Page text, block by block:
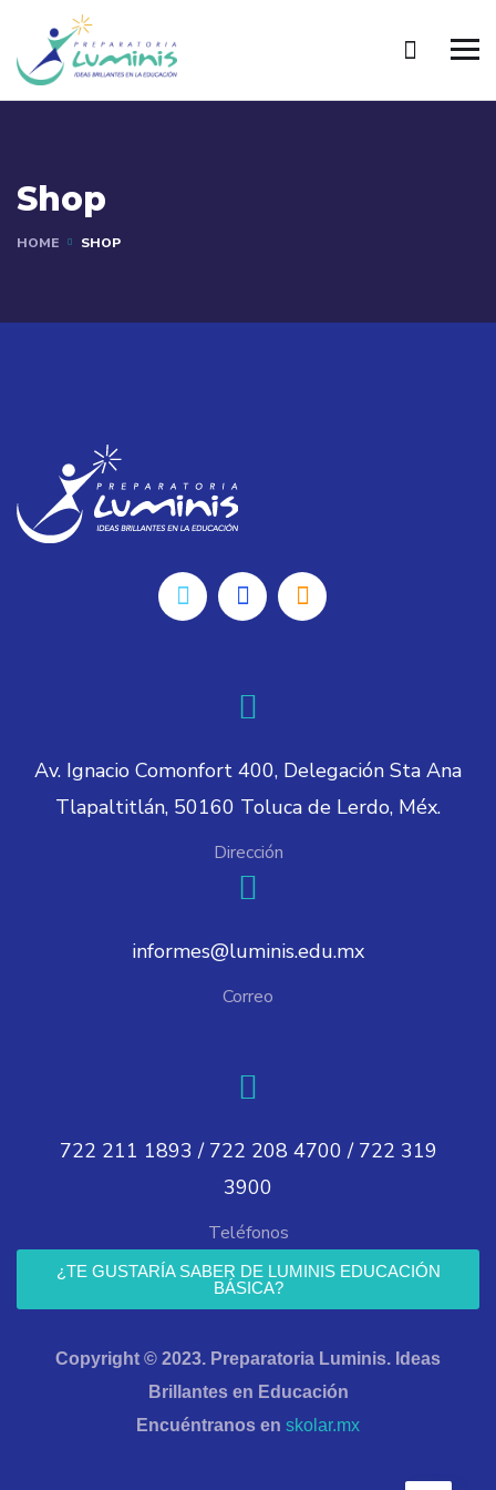
Shop
HOME SHOP
Av. Ignacio Comonfort 400, Delegación Sta Ana
Tlapaltitlán, 50160 Toluca de Lerdo, Méx.
Dirección
informes@luminis.edu.mx
Correo
722 211 1893 / 722 208 4700 / 722 319
3900
Teléfonos
¿TE GUSTARÍA SABER DE LUMINIS EDUCACIÓN
BÁSICA?
Copyright © 2023. Preparatoria Luminis. Ideas
Brillantes en Educación
Encuéntranos en skolar.mx